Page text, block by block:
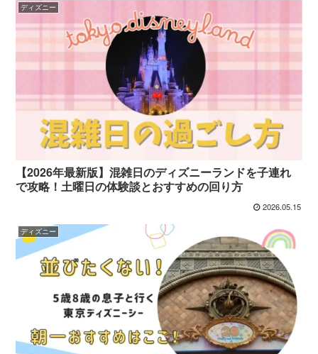
ディズニー
【2026年最新版】混雑日のディズニーランドを子連れ
で攻略！土曜日の体験談とおすすめの回り方
2026.05.15
ディズニー